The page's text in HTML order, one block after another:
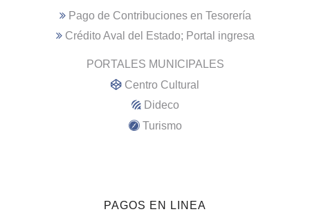
Pago de Contribuciones en Tesorería
Crédito Aval del Estado; Portal ingresa
PORTALES MUNICIPALES
Centro Cultural
Dideco
Turismo
PAGOS EN LINEA